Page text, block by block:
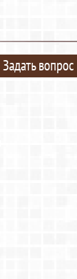
Задать вопрос